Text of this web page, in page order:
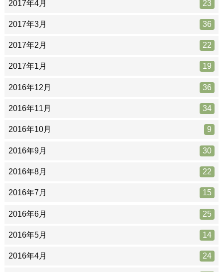
2017年4月 23
2017年3月 36
2017年2月 22
2017年1月 19
2016年12月 36
2016年11月 34
2016年10月 9
2016年9月 30
2016年8月 22
2016年7月 15
2016年6月 25
2016年5月 14
2016年4月 24